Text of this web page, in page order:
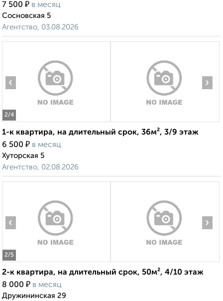
7 500 ₽ в месяц
Сосновская 5
Агентство, 03.08.2026
2/4
‹ ›
1-к квартира, на длительный срок, 36м², 3/9 этаж
6 500 ₽ в месяц
Хуторская 5
Агентство, 02.08.2026
2/5
‹ ›
2-к квартира, на длительный срок, 50м², 4/10 этаж
8 000 ₽ в месяц
Дружининская 29